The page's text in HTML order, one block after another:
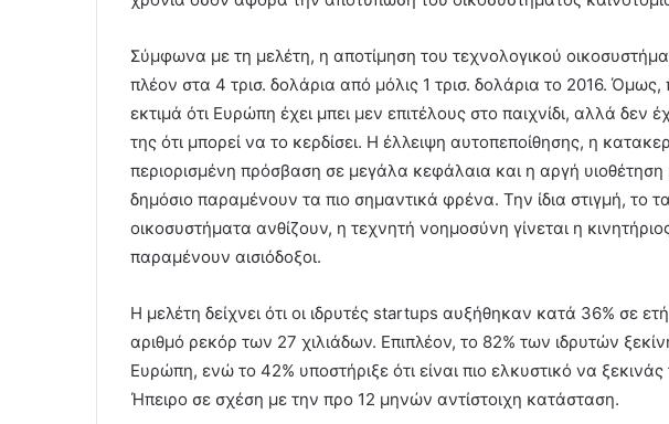
Σύμφωνα με τη μελέτη, η αποτίμηση του τεχνολογικού
πλέον στα 4 τρισ. δολάρια από μόλις 1 τρισ. δολάρια το 2016.
εκτιμά ότι Ευρώπη έχει μπει μεν επιτέλους στο παιχνίδι, αλλά δεν
της ότι μπορεί να το κερδίσει. Η έλλειψη αυτοπεποίθησης, η
περιορισμένη πρόσβαση σε μεγάλα κεφάλαια και η αργή
δημόσιο παραμένουν τα πιο σημαντικά φρένα. Την ίδια στιγμή, το
οικοσυστήματα ανθίζουν, η τεχνητή νοημοσύνη γίνεται η
παραμένουν αισιόδοξοι.
Η μελέτη δείχνει ότι οι ιδρυτές startups αυξήθηκαν κατά 36% σε
αριθμό ρεκόρ των 27 χιλιάδων. Επιπλέον, το 82% των ιδρυτών
Ευρώπη, ενώ το 42% υποστήριξε ότι είναι πιο ελκυστικό να
Ήπειρο σε σχέση με την προ 12 μηνών αντίστοιχη κατάσταση.